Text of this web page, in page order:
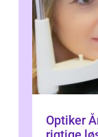
Optiker